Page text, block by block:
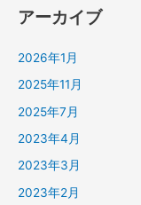
アーカイブ
2026年1月
2025年11月
2025年7月
2023年4月
2023年3月
2023年2月